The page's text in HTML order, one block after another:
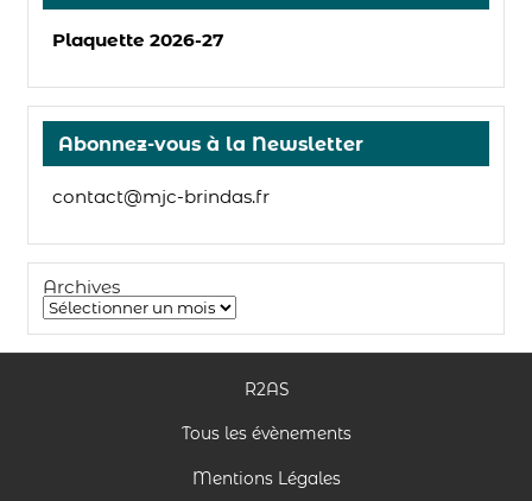
Plaquette 2026-27
Abonnez-vous à la Newsletter
contact@mjc-brindas.fr
Archives
R2AS
Tous les évènements
Mentions Légales